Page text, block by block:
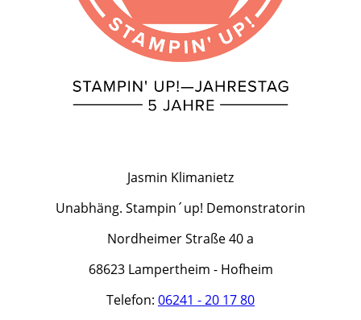
Jasmin Klimanietz
Unabhäng. Stampin´up! Demonstratorin
Nordheimer Straße 40 a
68623 Lampertheim - Hofheim
Telefon: 06241 - 20 17 80